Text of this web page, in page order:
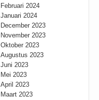
Februari 2024
Januari 2024
December 2023
November 2023
Oktober 2023
Augustus 2023
Juni 2023
Mei 2023
April 2023
Maart 2023